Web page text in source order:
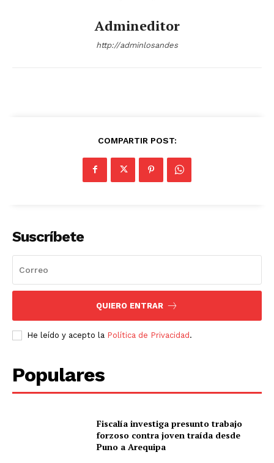
Admineditor
http://adminlosandes
COMPARTIR POST:
Suscríbete
QUIERO ENTRAR
He leído y acepto la Política de Privacidad.
Populares
Fiscalía investiga presunto trabajo
forzoso contra joven traída desde
Puno a Arequipa